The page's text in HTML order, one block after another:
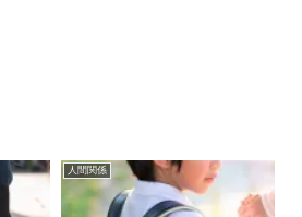
人間関係